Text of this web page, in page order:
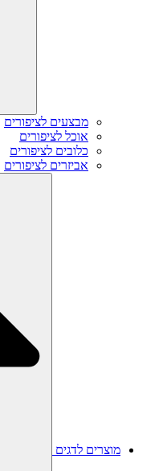
מבצעים לציפורים
אוכל לציפורים
כלובים לציפורים
אביזרים לציפורים
מוצרים לדגים